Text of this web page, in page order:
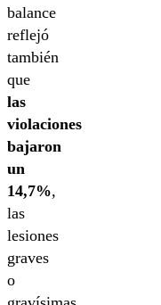
balance
reflejó
también
que
las
violaciones
bajaron
un
14,7%,
las
lesiones
graves
o